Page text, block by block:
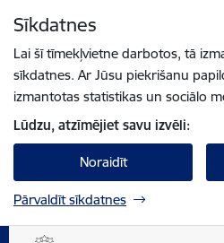
Sīkdatnes
Lai šī tīmekļvietne darbotos, tā
sīkdatnes. Ar Jūsu piekrišanu
izmantotas statistikas un sociālo
Lūdzu, atzīmējiet savu izvēli:
Noraidīt
Pārvaldīt sīkdatnes